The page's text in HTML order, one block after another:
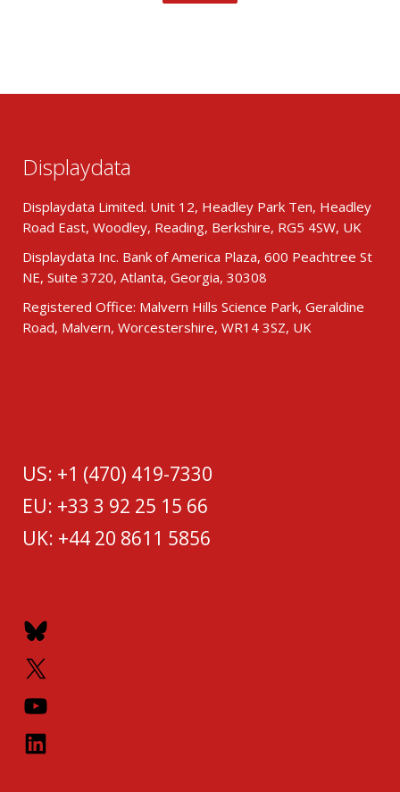
Displaydata
Displaydata Limited. Unit 12, Headley Park Ten, Headley
Road East, Woodley, Reading, Berkshire, RG5 4SW, UK
Displaydata Inc. Bank of America Plaza, 600 Peachtree St
NE, Suite 3720, Atlanta, Georgia, 30308
Registered Office: Malvern Hills Science Park, Geraldine
Road, Malvern, Worcestershire, WR14 3SZ, UK
US: +1 (470) 419-7330
EU: +33 3 92 25 15 66
UK: +44 20 8611 5856